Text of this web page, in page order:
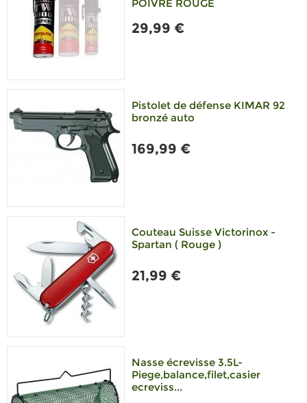
POIVRE ROUGE
29,99 €
Pistolet de défense KIMAR 92
bronzé auto
169,99 €
Couteau Suisse Victorinox -
Spartan ( Rouge )
21,99 €
Nasse écrevisse 3.5L-
Piege,balance,filet,casier
ecreviss...